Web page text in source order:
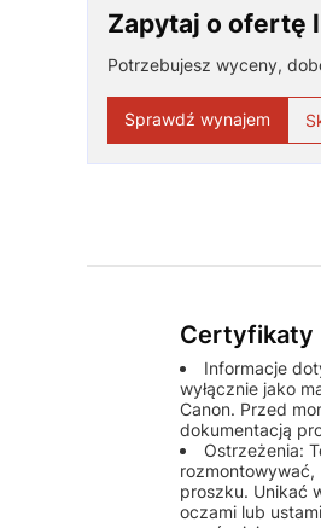
Zapytaj o ofertę
Potrzebujesz wyceny,
Sprawdź wynajem
Certyfikaty
Informacje
wyłącznie jako
Canon. Przed
dokumentacją
Ostrzeżenia:
proszku. Unikać
oczami lub